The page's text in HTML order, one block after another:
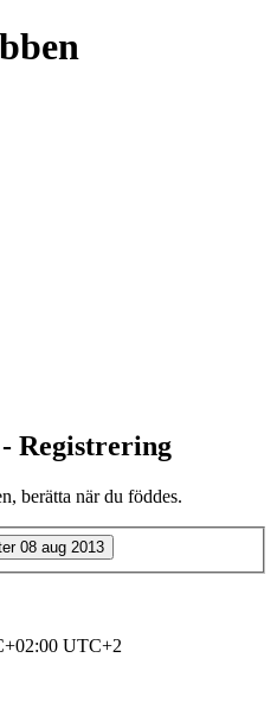
Registrering
berätta när du föddes.
UTC+2